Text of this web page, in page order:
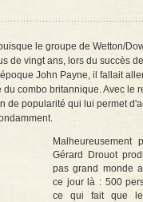
le groupe de Wetton/
de vingt ans, lors du succès
John Payne, il fallait
combo britannique. Avec le
de popularité qui lui permet
Malheureusement
Gérard Drouot
pas grand monde
ce jour là : 500
ce qui fait que